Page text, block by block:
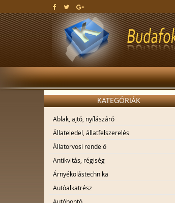
KATEGÓRIÁK
Ablak, ajtó, nyílászáró
Állateledel, állatfelszerelés
Állatorvosi rendelő
Antikvitás, régiség
Árnyékolástechnika
Autóalkatrész